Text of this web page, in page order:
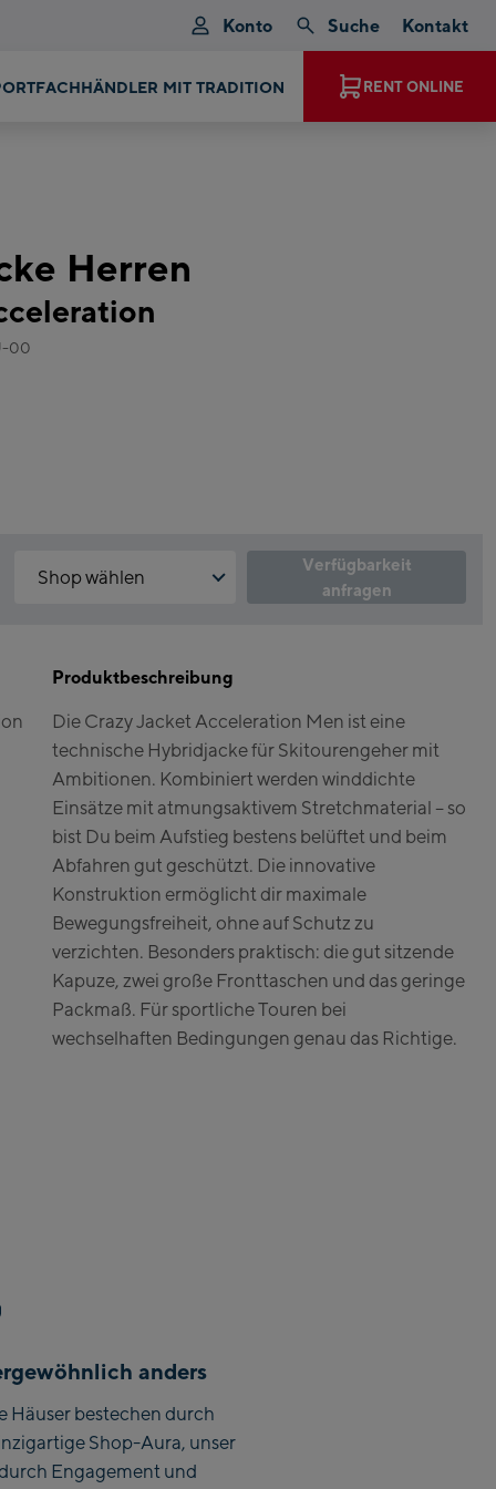
Konto Suche Kontakt
JETZT MAGIC MOMENTS ERLEBEN RENT ONLINE
Herren
00
Shop wählen
Flagshipstore Kaprun
Maiskogelbahn
Talstation / Valley
station
Kitzsteinhorn
Alpincenter
(Bergstation / Top
station)
Bikeworld Kaprun
Kaprun Outlet
Bike-Servicecenter
Kaprun
Zell Am See:
Schmittenhöhebahn
Saalbach:
Saalbach Zentrum
Verfügbarkeit
anfragen
Klicke hierfür einfach auf folgenden Link.
Click & Reserve zulassen
Produktbeschreibung
Die Crazy Jacket Acceleration Men ist eine
technische Hybridjacke für Skitourengeher mit
Ambitionen. Kombiniert werden winddichte
Einsätze mit atmungsaktivem Stretchmaterial – so
bist Du beim Aufstieg bestens belüftet und beim
Abfahren gut geschützt. Die innovative
Konstruktion ermöglicht dir maximale
Bewegungsfreiheit, ohne auf Schutz zu
verzichten. Besonders praktisch: die gut sitzende
Kapuze, zwei große Fronttaschen und das geringe
Packmaß. Für sportliche Touren bei
wechselhaften Bedingungen genau das Richtige.
anders
Häuser bestechen durch
Shop-Aura, unser
Engagement und